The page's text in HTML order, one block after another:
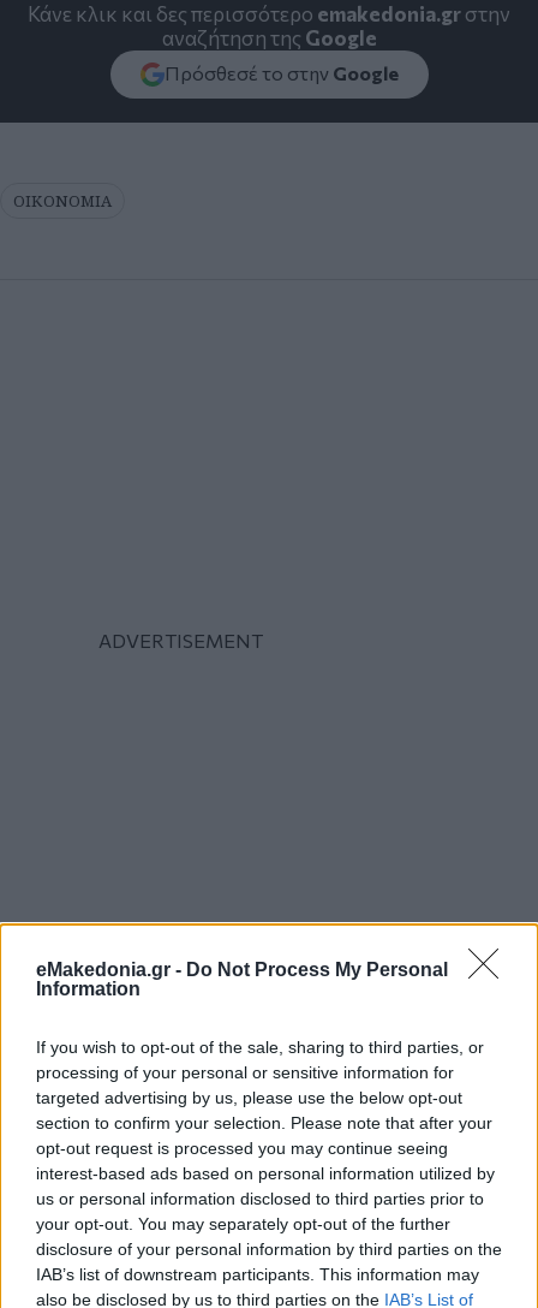
eMakedonia.gr - Do Not Process My Personal
Information
If you wish to opt-out of the sale, sharing to third parties, or
processing of your personal or sensitive information for
targeted advertising by us, please use the below opt-out
section to confirm your selection. Please note that after your
opt-out request is processed you may continue seeing
interest-based ads based on personal information utilized by
us or personal information disclosed to third parties prior to
your opt-out. You may separately opt-out of the further
disclosure of your personal information by third parties on the
IAB’s list of downstream participants. This information may
also be disclosed by us to third parties on the IAB’s List of
Κάνε κλικ και δες περισσότερο emakedonia.grστην
αναζήτηση της Google
Πρόσθεσέ το στην Google
ΟΙΚΟΝΟΜΙΑ